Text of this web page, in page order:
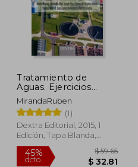
45%
dcto.
Tratamiento de
Aguas. Ejercicios
Resueltos y Practicas
de Laboratorio
MirandaRuben
(1)
Dextra Editorial, 2015, 1
Edición, Tapa Blanda,
Nuevo